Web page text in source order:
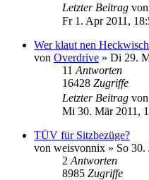
Letzter Beitrag von
Fr 1. Apr 2011,
Wer klaut nen
von Overdrive » Di 29.
11 Antworten
16428 Zugriffe
Letzter Beitrag von
Mi 30. Mär 2011,
TÜV für Sitzbezüge?
von weisvonnix » So 30.
2 Antworten
8985 Zugriffe